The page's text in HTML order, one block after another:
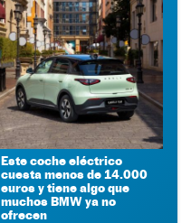
Este coche eléctrico
cuesta menos de 14.000
euros y tiene algo que
muchos BMW ya no
ofrecen